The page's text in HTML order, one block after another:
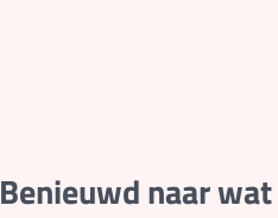
Benieuwd naar